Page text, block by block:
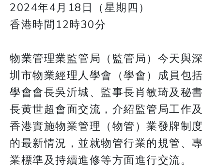
2024年4月18日（星期四）
香港時間12時30分
物業管理業監管局（監管局）今天與深
圳市物業經理人學會（學會）成員包括
學會會長吳沂城、監事長肖敏琦及秘書
長黄世超會面交流，介紹監管局工作及
香港實施物業管理（物管）業發牌制度
的最新情況，並就物管行業的規管、專
業標準及持續進修等方面進行交流。